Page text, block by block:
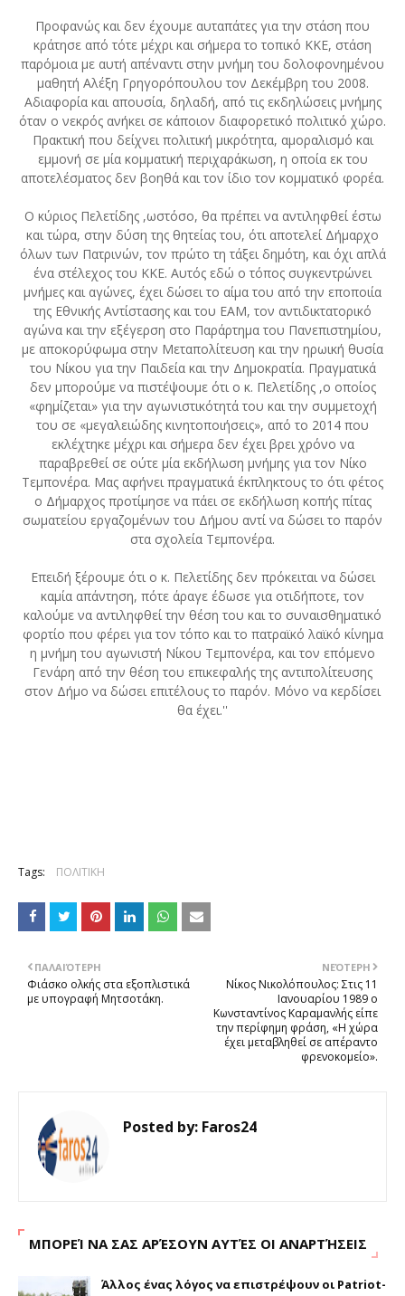
Προφανώς και δεν έχουμε αυταπάτες για την στάση που
κράτησε από τότε μέχρι και σήμερα το τοπικό ΚΚΕ, στάση
παρόμοια με αυτή απέναντι στην μνήμη του δολοφονημένου
μαθητή Αλέξη Γρηγορόπουλου τον Δεκέμβρη του 2008.
Αδιαφορία και απουσία, δηλαδή, από τις εκδηλώσεις μνήμης
όταν ο νεκρός ανήκει σε κάποιον διαφορετικό πολιτικό χώρο.
Πρακτική που δείχνει πολιτική μικρότητα, αμοραλισμό και
εμμονή σε μία κομματική περιχαράκωση, η οποία εκ του
αποτελέσματος δεν βοηθά και τον ίδιο τον κομματικό φορέα.
Ο κύριος Πελετίδης ,ωστόσο, θα πρέπει να αντιληφθεί έστω
και τώρα, στην δύση της θητείας του, ότι αποτελεί Δήμαρχο
όλων των Πατρινών, τον πρώτο τη τάξει δημότη, και όχι απλά
ένα στέλεχος του ΚΚΕ. Αυτός εδώ ο τόπος συγκεντρώνει
μνήμες και αγώνες, έχει δώσει το αίμα του από την εποποιία
της Εθνικής Αντίστασης και του ΕΑΜ, τον αντιδικτατορικό
αγώνα και την εξέγερση στο Παράρτημα του Πανεπιστημίου,
με αποκορύφωμα στην Μεταπολίτευση και την ηρωική θυσία
του Νίκου για την Παιδεία και την Δημοκρατία. Πραγματικά
δεν μπορούμε να πιστέψουμε ότι ο κ. Πελετίδης ,ο οποίος
«φημίζεται» για την αγωνιστικότητά του και την συμμετοχή
του σε «μεγαλειώδης κινητοποιήσεις», από το 2014 που
εκλέχτηκε μέχρι και σήμερα δεν έχει βρει χρόνο να
παραβρεθεί σε ούτε μία εκδήλωση μνήμης για τον Νίκο
Τεμπονέρα. Μας αφήνει πραγματικά έκπληκτους το ότι φέτος
ο Δήμαρχος προτίμησε να πάει σε εκδήλωση κοπής πίτας
σωματείου εργαζομένων του Δήμου αντί να δώσει το παρόν
στα σχολεία Τεμπονέρα.
Επειδή ξέρουμε ότι ο κ. Πελετίδης δεν πρόκειται να δώσει
καμία απάντηση, πότε άραγε έδωσε για οτιδήποτε, τον
καλούμε να αντιληφθεί την θέση του και το συναισθηματικό
φορτίο που φέρει για τον τόπο και το πατραϊκό λαϊκό κίνημα
η μνήμη του αγωνιστή Νίκου Τεμπονέρα, και τον επόμενο
Γενάρη από την θέση του επικεφαλής της αντιπολίτευσης
στον Δήμο να δώσει επιτέλους το παρόν. Μόνο να κερδίσει
θα έχει.''
Tags: ΠΟΛΙΤΙΚΗ
ΝΕΌΤΕΡΗ
Νίκος Νικολόπουλος: Στις 11
Ιανουαρίου 1989 ο
Κωνσταντίνος Καραμανλής είπε
την περίφημη φράση, «Η χώρα
έχει μεταβληθεί σε απέραντο
φρενοκομείο».
ΠΑΛΑΙΌΤΕΡΗ
Φιάσκο ολκής στα εξοπλιστικά
με υπογραφή Μητσοτάκη.
Posted by: Faros24
ΜΠΟΡΕΊ ΝΑ ΣΑΣ ΑΡΈΣΟΥΝ ΑΥΤΈΣ ΟΙ ΑΝΑΡΤΉΣΕΙΣ
Άλλος ένας λόγος να επιστρέψουν οι Patriot-